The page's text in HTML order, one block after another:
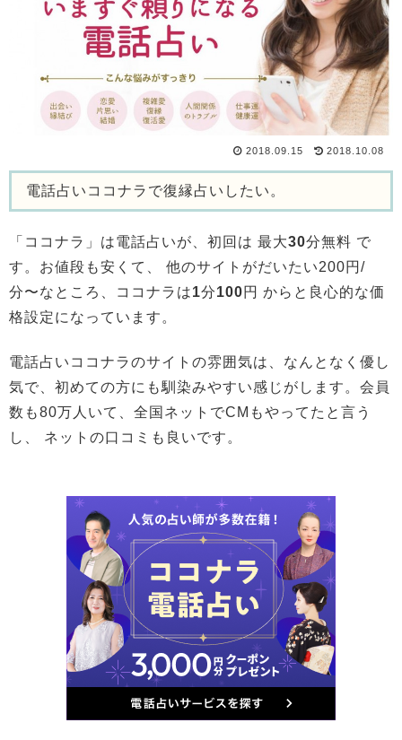
2018.09.15 2018.10.08
電話占いココナラで復縁占いしたい。
「ココナラ」は電話占いが、初回は 最大30分無料 で
す。 お値段も安くて、 他のサイトがだいたい200円/
分〜なところ、ココナラは1分100円 からと良心的な価
格設定になっています。
電話占いココナラのサイトの雰囲気は、なんとなく優し
気で、初めての方にも馴染みやすい感じがします。 会員
数も80万人いて、全国ネットでCMもやってたと言う
し、 ネットの口コミも良いです。